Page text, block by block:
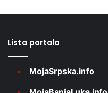
Lista portala
MojaSrpska.info